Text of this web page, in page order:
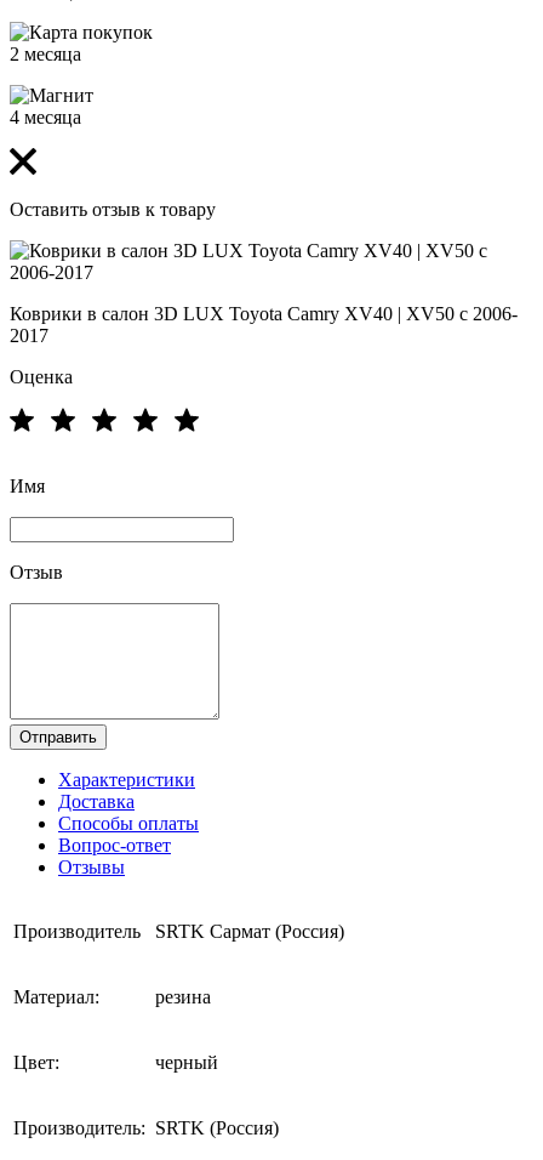
2 месяца
4 месяца
Оставить отзыв к товару
Коврики в салон 3D LUX Toyota Camry XV40 | XV50 с 2006-
2017
Оценка
Имя
Отзыв
Отправить
Характеристики
Доставка
Способы оплаты
Вопрос-ответ
Отзывы
Производитель SRTK Сармат (Россия)
Материал: резина
Цвет: черный
Производитель: SRTK (Россия)